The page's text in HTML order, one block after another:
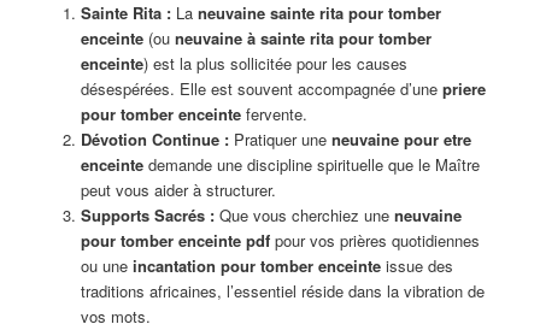
Sainte Rita :La neuvaine sainte rita pour tomber
enceinte(ou neuvaine à sainte rita pour tomber
enceinte) est la plus sollicitée pour les causes
désespérées. Elle est souvent accompagnée d’une priere
pour tomber enceintefervente.
Dévotion Continue :Pratiquer une neuvaine pour etre
enceintedemande une discipline spirituelle que le Maître
peut vous aider à structurer.
Supports Sacrés :Que vous cherchiez une neuvaine
pour tomber enceinte pdfpour vos prières quotidiennes
ou une incantation pour tomber enceinteissue des
traditions africaines, l’essentiel réside dans la vibration de
vos mots.